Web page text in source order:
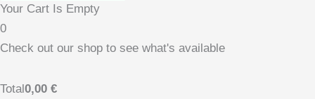
Your Cart Is Empty
0
Check out our shop to see what's available
Total0,00 €